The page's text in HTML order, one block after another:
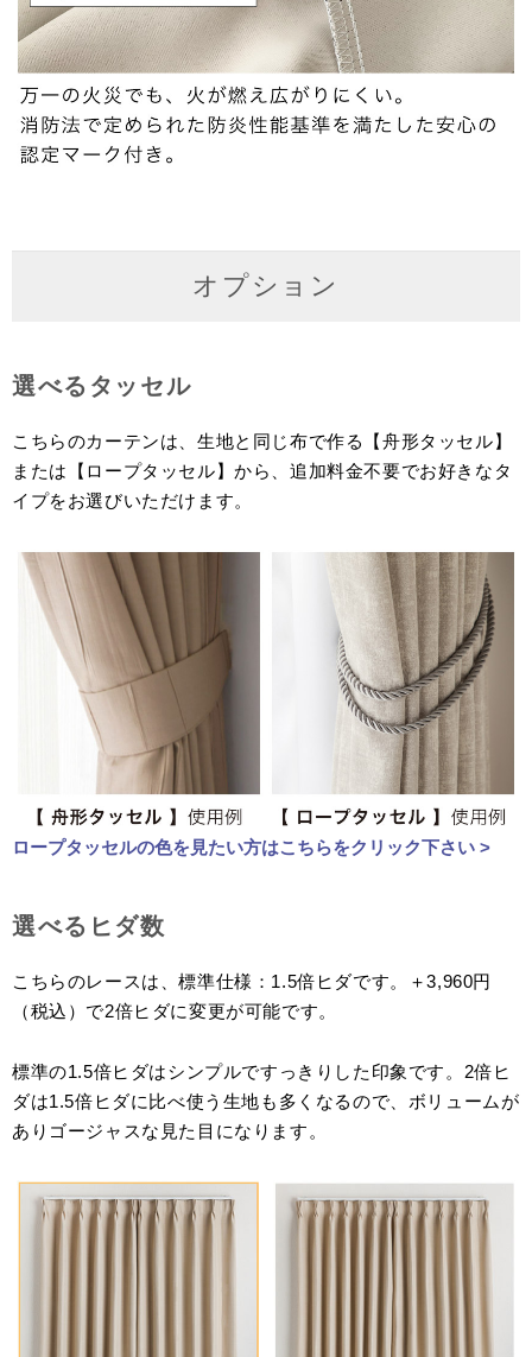
オプション
選べるタッセル
こちらのカーテンは、生地と同じ布で作る【舟形タッセル】
または【ロープタッセル】から、追加料金不要でお好きなタ
イプをお選びいただけます。
ロープタッセルの色を見たい方はこちらをクリック下さい >
選べるヒダ数
こちらのレースは、標準仕様：1.5倍ヒダです。＋3,960円
（税込）で2倍ヒダに変更が可能です。
標準の1.5倍ヒダはシンプルですっきりした印象です。2倍ヒ
ダは1.5倍ヒダに比べ使う生地も多くなるので、ボリュームが
ありゴージャスな見た目になります。